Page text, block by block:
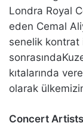
Londra Royal
eden Cemal
senelik kontrat
kıtalarında
olarak
Concert